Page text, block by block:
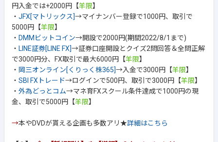
円入金では+2000円【羊限】
・ JFX[マトリックス]→マイナンバー登録で1000円、取引で
5000円【羊限】
・ DMMビットコイン→開設で2000円(期間2022/8/1まで)
・ LINE証券[LINE FX]→証券口座開設とクイズ2問回答＆全問正解
で3000円分、FX取引で最大6000円【羊限】
・ 岡三オンライン[くりっく株365]→入金で3000円【羊限】
・ SBI FXトレード→ログインで500円、取引で3000円【羊限】
・ 外為どっとコム→マネ育FXスクール条件達成で1000円の現
金、取引で5000円【羊限】
→本やDVDが貰える企画も多数アリ★詳細はこちら